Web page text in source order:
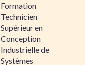
Formation
Technicien
Supérieur en
Conception
Industrielle de
Systèmes